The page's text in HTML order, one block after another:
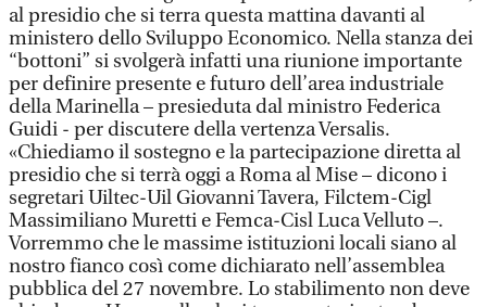
al presidio che si terra questa mattina davanti al
ministero dello Sviluppo Economico. Nella stanza dei
“bottoni” si svolgerà infatti una riunione importante
per definire presente e futuro dell’area industriale
della Marinella – presieduta dal ministro Federica
Guidi - per discutere della vertenza Versalis.
«Chiediamo il sostegno e la partecipazione diretta al
presidio che si terrà oggi a Roma al Mise – dicono i
segretari Uiltec-Uil Giovanni Tavera, Filctem-Cigl
Massimiliano Muretti e Femca-Cisl Luca Velluto –.
Vorremmo che le massime istituzioni locali siano al
nostro fianco così come dichiarato nell’assemblea
pubblica del 27 novembre. Lo stabilimento non deve